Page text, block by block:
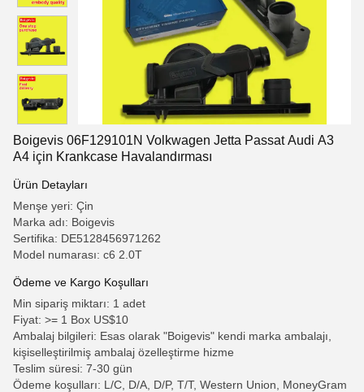
Boigevis 06F129101N Volkwagen Jetta Passat Audi A3
A4 için Krankcase Havalandırması
Ürün Detayları
Menşe yeri: Çin
Marka adı: Boigevis
Sertifika: DE5128456971262
Model numarası: c6 2.0T
Ödeme ve Kargo Koşulları
Min sipariş miktarı: 1 adet
Fiyat: >= 1 Box US$10
Ambalaj bilgileri: Esas olarak "Boigevis" kendi marka ambalajı,
kişiselleştirilmiş ambalaj özelleştirme hizme
Teslim süresi: 7-30 gün
Ödeme koşulları: L/C, D/A, D/P, T/T, Western Union, MoneyGram